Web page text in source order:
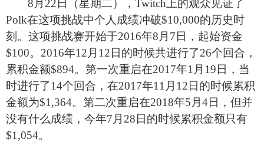
8 月22日（星期二），Twitch上的观众见证了
Polk在这项挑战中个人成绩冲破$10,000的历史时
刻。这项挑战赛开始于2016年8月7日，起始资金
$100。2016年12月12日的时候共进行了26个回合，
累积金额$894。第一次重启在2017年1月19日，当
时进行了14个回合，在2017年11月12日的时候累积
金额为$1,364。第二次重启在2018年5月4日，但并
没有什么成绩，今年7月28日的时候累积金额只有
$1,054。